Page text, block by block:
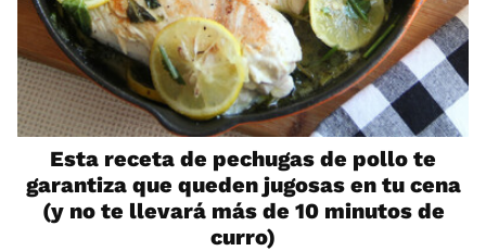
Esta receta de pechugas de pollo te
garantiza que queden jugosas en tu cena
(y no te llevará más de 10 minutos de
curro)